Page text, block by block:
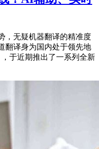
，无疑机器翻译的精准度
翻译身为国内处于领先地
于近期推出了一系列全新